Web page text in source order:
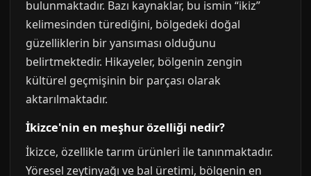
bulunmaktadır. Bazı kaynaklar, bu ismin “ikiz”
kelimesinden türediğini, bölgedeki doğal
güzelliklerin bir yansıması olduğunu
belirtmektedir. Hikayeler, bölgenin zengin
kültürel geçmişinin bir parçası olarak
aktarılmaktadır.
İkizce'nin en meşhur özelliği nedir?
İkizce, özellikle tarım ürünleri ile tanınmaktadır.
Yöresel zeytinyağı ve bal üretimi, bölgenin en